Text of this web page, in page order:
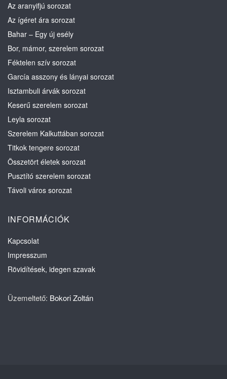
Az aranyifjú sorozat
Az ígéret ára sorozat
Bahar – Egy új esély
Bor, mámor, szerelem sorozat
Féktelen szív sorozat
García asszony és lányai sorozat
Isztambuli árvák sorozat
Keserű szerelem sorozat
Leyla sorozat
Szerelem Kalkuttában sorozat
Titkok tengere sorozat
Összetört életek sorozat
Pusztító szerelem sorozat
Távoli város sorozat
INFORMÁCIÓK
Kapcsolat
Impresszum
Rövidítések, idegen szavak
Üzemeltető: Bokori Zoltán